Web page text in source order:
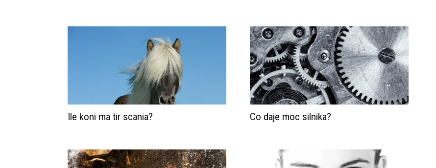
Ile koni ma tir scania? Co daje moc silnika?